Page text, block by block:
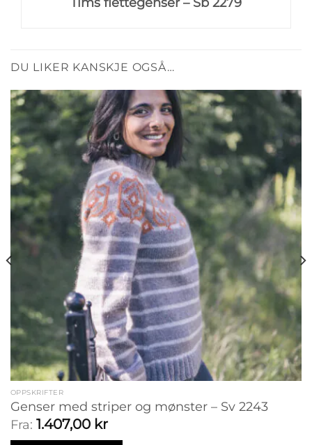
DU LIKER KANSKJE OGSÅ…
OPPSKRIFTER
Genser med striper og mønster – Sv 2243
Fra: 1.407,00 kr